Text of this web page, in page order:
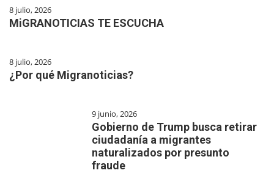
8 julio, 2026
MiGRANOTICIAS TE ESCUCHA
8 julio, 2026
¿Por qué Migranoticias?
9 junio, 2026
Gobierno de Trump busca retirar
ciudadanía a migrantes
naturalizados por presunto
fraude